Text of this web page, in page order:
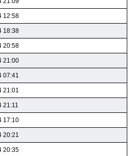
12:58
18:38
20:58
21:00
07:41
21:01
21:11
17:10
20:21
20:35